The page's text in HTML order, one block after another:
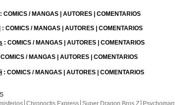
: COMICS / MANGAS | AUTORES | COMENTARIOS
: COMICS / MANGAS | AUTORES | COMENTARIOS
: COMICS / MANGAS | AUTORES | COMENTARIOS
/ MANGAS | AUTORES | COMENTARIOS
: COMICS / MANGAS | AUTORES | COMENTARIOS
Chronoctis Express Super Dragon Bros Z